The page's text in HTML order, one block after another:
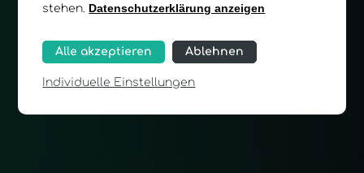
stehen. Datenschutzerklärung anzeigen
Alle akzeptieren Ablehnen
Individuelle Einstellungen